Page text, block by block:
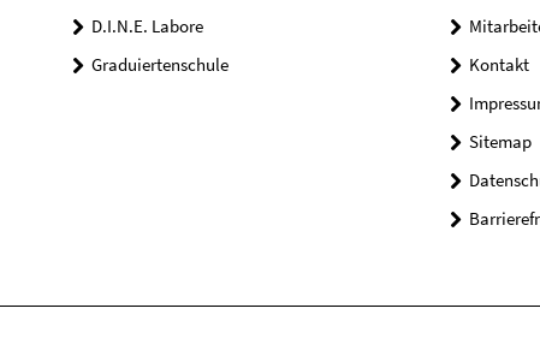
D.I.N.E. Labore
Graduiertenschule
Kontakt
Sitemap